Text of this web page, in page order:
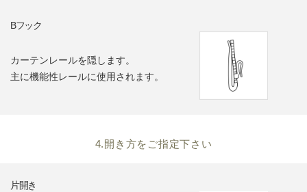
Bフック
カーテンレールを隠します。
主に機能性レールに使用されます。
4.開き方をご指定下さい
片開き